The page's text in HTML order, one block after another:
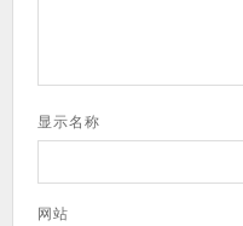
显示名称
网站